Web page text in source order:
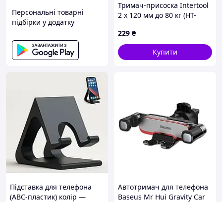
Персональні товарні
підбірки у додатку
Тримач-присоска Intertool
2 х 120 мм до 80 кг (HT-
229 ₴
Купити
Підставка для телефона
(АВС-пластик) колір —
Автотримач для телефона
Baseus Mr Hui Gravity Car